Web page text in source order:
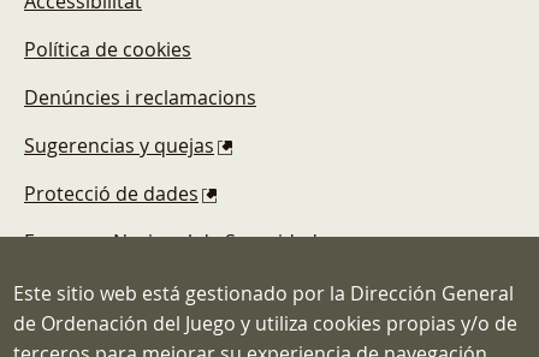
Política de cookies
Denúncies i reclamacions
Sugerencias y quejas
Protecció de dades
Esquema Nacional de Seguridad
Este sitio web está gestionado por la Dirección General
de Ordenación del Juego y utiliza cookies propias y/o de